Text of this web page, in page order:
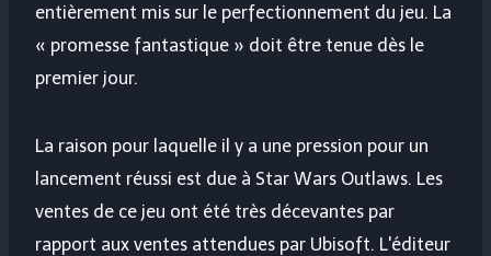
entièrement mis sur le perfectionnement du jeu. La
« promesse fantastique » doit être tenue dès le
premier jour.
La raison pour laquelle il y a une pression pour un
lancement réussi est due à Star Wars Outlaws. Les
ventes de ce jeu ont été très décevantes par
rapport aux ventes attendues par Ubisoft. L'éditeur